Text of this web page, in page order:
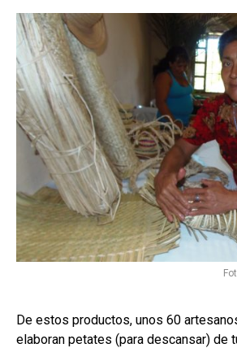
De estos productos, unos 60
elaboran petates (para descansar) de